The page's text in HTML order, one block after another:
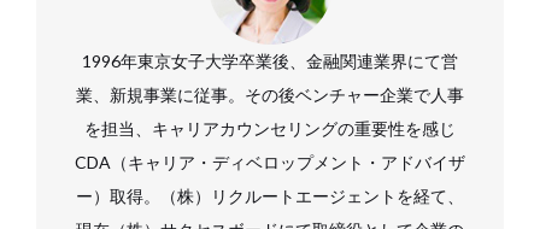
1996年東京女子大学卒業後、金融関連業界にて営
業、新規事業に従事。その後ベンチャー企業で人事
を担当、キャリアカウンセリングの重要性を感じ
CDA（キャリア・ディベロップメント・アドバイザ
ー）取得。（株）リクルートエージェントを経て、